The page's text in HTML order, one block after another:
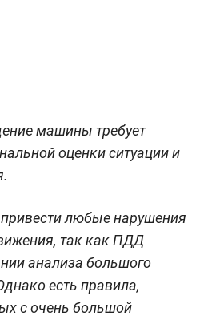
машины требует
оценки ситуации и
любые нарушения
так как ПДД
анализа большого
есть правила,
с очень большой